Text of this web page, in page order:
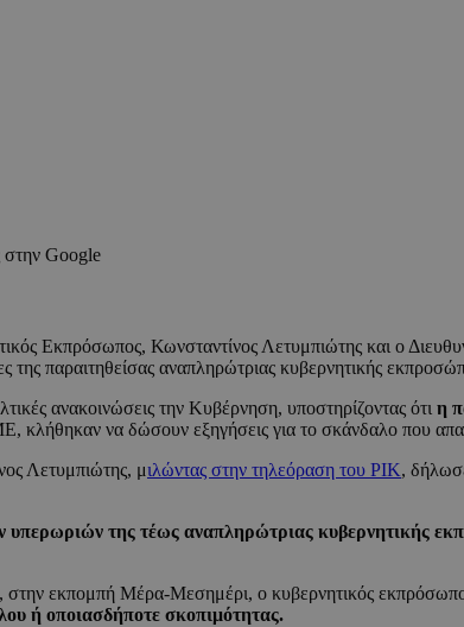
στην Google
Εκπρόσωπος, Κωνσταντίνος Λετυμπιώτης και ο
της παραιτηθείσας αναπληρώτριας κυβερνητικής
ανακοινώσεις την Κυβέρνηση, υποστηρίζοντας ότι η
κλήθηκαν να δώσουν εξηγήσεις για το σκάνδαλο που
Λετυμπιώτης, μιλώντας στην τηλεόραση του ΡΙΚ,
υπερωριών της τέως αναπληρώτριας κυβερνητικής
εκπομπή Μέρα-Μεσημέρι, ο κυβερνητικός
ή οποιασδήποτε σκοπιμότητας.